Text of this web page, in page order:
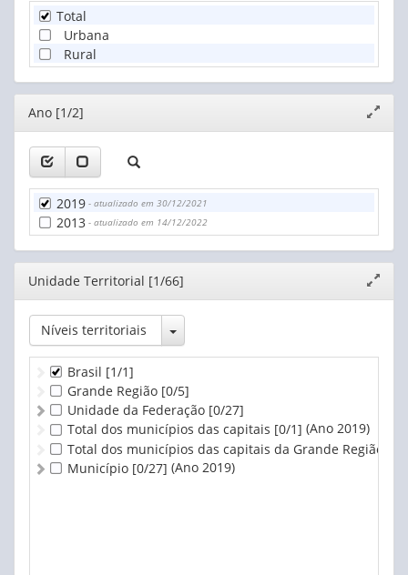
Total
Urbana
Rural
Editor
janela
Ano [1/2]
2019 - atualizado em 30/12/2021
2013 - atualizado em 14/12/2022
Editor
janela
Unidade Territorial [1/66]
Níveis territoriais Toggle Dropdown
Brasil [1/1]
Grande Região [0/5]
Unidade da Federação [0/27]
Total dos municípios das capitais [0/1] (Ano 2019)
Total dos municípios das capitais da Grande Região
Município [0/27] (Ano 2019)